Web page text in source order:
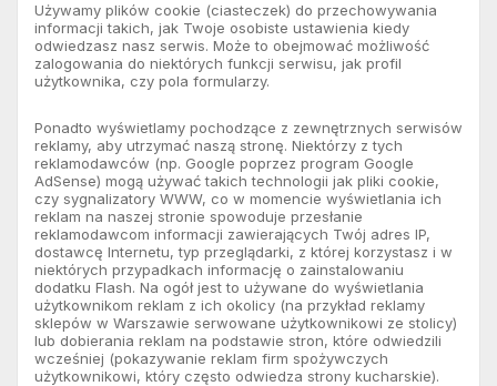
Używamy plików cookie (ciasteczek) do przechowywania
informacji takich, jak Twoje osobiste ustawienia kiedy
odwiedzasz nasz serwis. Może to obejmować możliwość
zalogowania do niektórych funkcji serwisu, jak profil
użytkownika, czy pola formularzy.
Ponadto wyświetlamy pochodzące z zewnętrznych serwisów
reklamy, aby utrzymać naszą stronę. Niektórzy z tych
reklamodawców (np. Google poprzez program Google
AdSense) mogą używać takich technologii jak pliki cookie,
czy sygnalizatory WWW, co w momencie wyświetlania ich
reklam na naszej stronie spowoduje przesłanie
reklamodawcom informacji zawierających Twój adres IP,
dostawcę Internetu, typ przeglądarki, z której korzystasz i w
niektórych przypadkach informację o zainstalowaniu
dodatku Flash. Na ogół jest to używane do wyświetlania
użytkownikom reklam z ich okolicy (na przykład reklamy
sklepów w Warszawie serwowane użytkownikowi ze stolicy)
lub dobierania reklam na podstawie stron, które odwiedzili
wcześniej (pokazywanie reklam firm spożywczych
użytkownikowi, który często odwiedza strony kucharskie).